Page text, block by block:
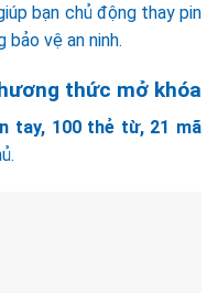
bạn chủ động thay pin
vệ an ninh.
thức mở khóa
tay, 100 thẻ từ, 21 mã